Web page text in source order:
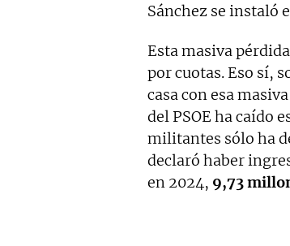
Sánchez se instaló
Esta masiva
por cuotas. Eso sí,
casa con esa
del PSOE ha caído
militantes sólo ha
declaró haber
en 2024, 9,73